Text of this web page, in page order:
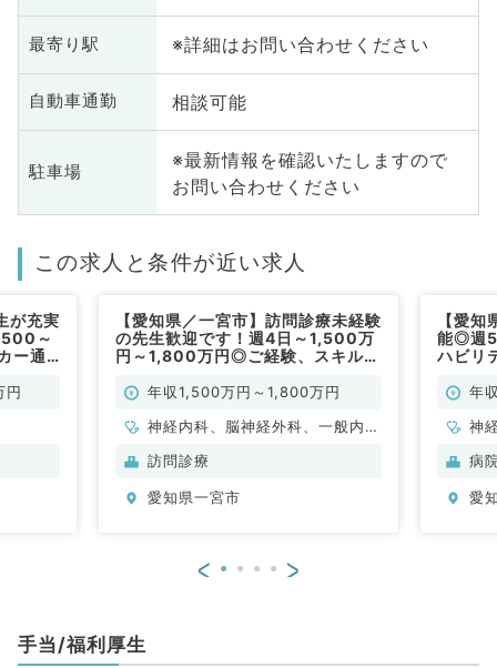
最寄り駅 ※詳細はお問い合わせください
自動車通勤 相談可能
駐車場
※最新情報を確認いたしますので
お問い合わせください
この求人と条件が近い求人
が充実
～
ー通
円
【愛知県／一宮市】訪問診療未経験
の先生歓迎です！週4日～1,500万
円～1,800万円◎ご経験、スキルに
系・外科系／常勤）
年収1,500万円～1,800万円
神経内科、脳神経外科、一般内
科、老年内科、外科系全般、一般
訪問診療
愛知県一宮市
【愛
能◎週
ハビリ
勤）年
神
病
愛
< >
手当/福利厚生